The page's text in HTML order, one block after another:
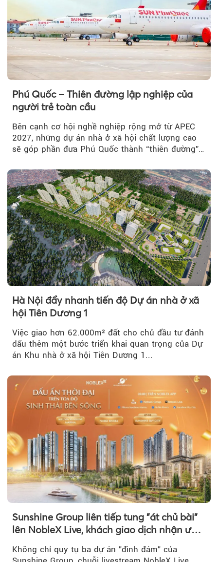
Phú Quốc – Thiên đường lập nghiệp của
người trẻ toàn cầu
Bên cạnh cơ hội nghề nghiệp rộng mở từ APEC
2027, những dự án nhà ở xã hội chất lượng cao
sẽ góp phần đưa Phú Quốc thành “thiên đường”
Hà Nội đẩy nhanh tiến độ Dự án nhà ở xã
hội Tiên Dương 1
Việc giao hơn 62.000m² đất cho chủ đầu tư đánh
dấu thêm một bước triển khai quan trọng của Dự
án Khu nhà ở xã hội Tiên Dương 1...
Sunshine Group liên tiếp tung "át chủ bài"
lên NobleX Live, khách giao dịch nhận ưu
Không chỉ quy tụ ba dự án "đình đám" của